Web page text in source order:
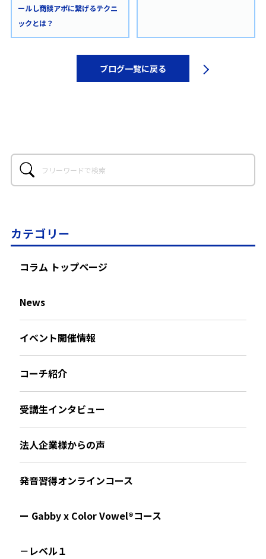
ールし商談アポに繋げるテクニ
ックとは？
ブログ一覧に戻る
カテゴリー
コラム トップページ
News
イベント開催情報
コーチ紹介
受講生インタビュー
法人企業様からの声
発音習得オンラインコース
ー Gabby x Color Vowel®︎コース
－レベル１